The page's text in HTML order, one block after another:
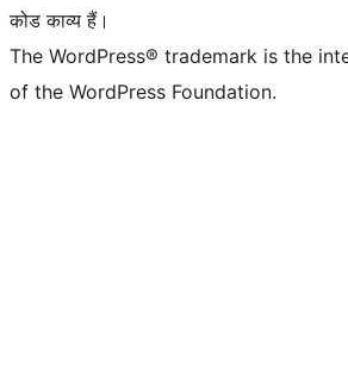
कोड काव्य हैं।
The WordPress® trademark is the
of the WordPress Foundation.